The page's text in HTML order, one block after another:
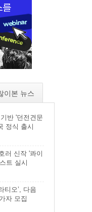
이본 뉴스
반 '던전견문
정식 출시
러 신작 '콰이
트 실시
티오’, 다음
자 모집